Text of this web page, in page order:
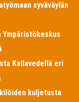
syväväylän
Ympäristökeskus
Kallavedellä eri
kuljetusta